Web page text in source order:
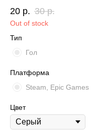
20 р. 30 р.
Out of stock
Тип
Гол
Платформа
Steam, Epic Games
Цвет